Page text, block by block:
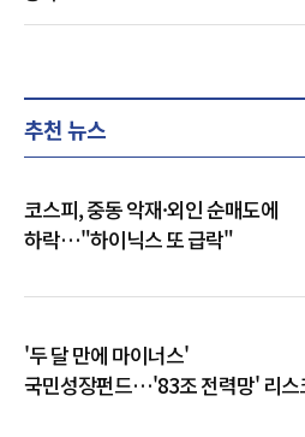
추천 뉴스
코스피, 중동 악재·외인 순매도에
하락…"하이닉스 또 급락"
'두 달 만에 마이너스'
국민성장펀드…'83조 전력망' 리스